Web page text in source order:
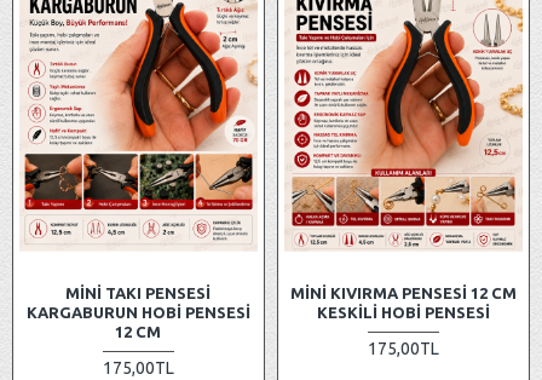
MINI TAKI PENSESI
KARGABURUN HOBI PENSESI
12 CM
175,00TL
MINI KIVIRMA PENSESI 12 CM
KESKILI HOBI PENSESI
175,00TL